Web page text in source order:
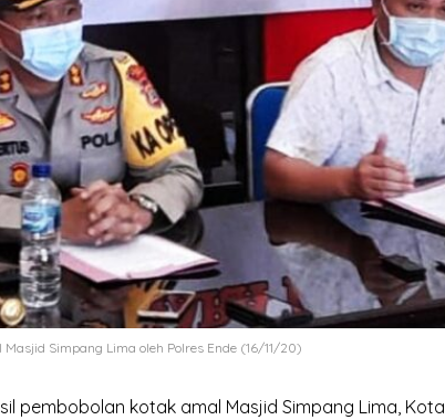
Simpang Lima oleh Polres Ende (16/11/20)
pembobolan kotak amal Masjid Simpang Lima, Kota